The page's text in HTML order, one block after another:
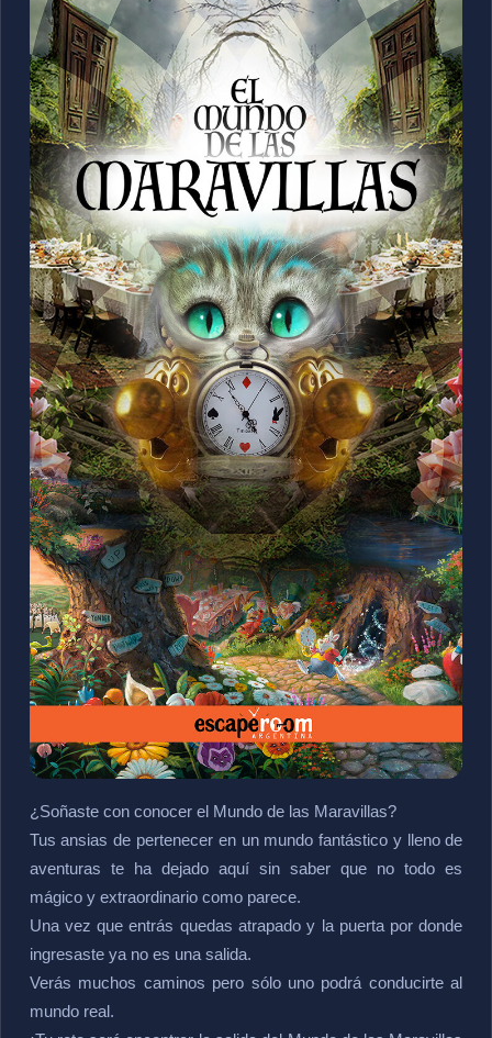
¿Soñaste con conocer el Mundo de las Maravillas?
Tus ansias de pertenecer en un mundo fantástico y lleno de
aventuras te ha dejado aquí sin saber que no todo es
mágico y extraordinario como parece.
Una vez que entrás quedas atrapado y la puerta por donde
ingresaste ya no es una salida.
Verás muchos caminos pero sólo uno podrá conducirte al
mundo real.